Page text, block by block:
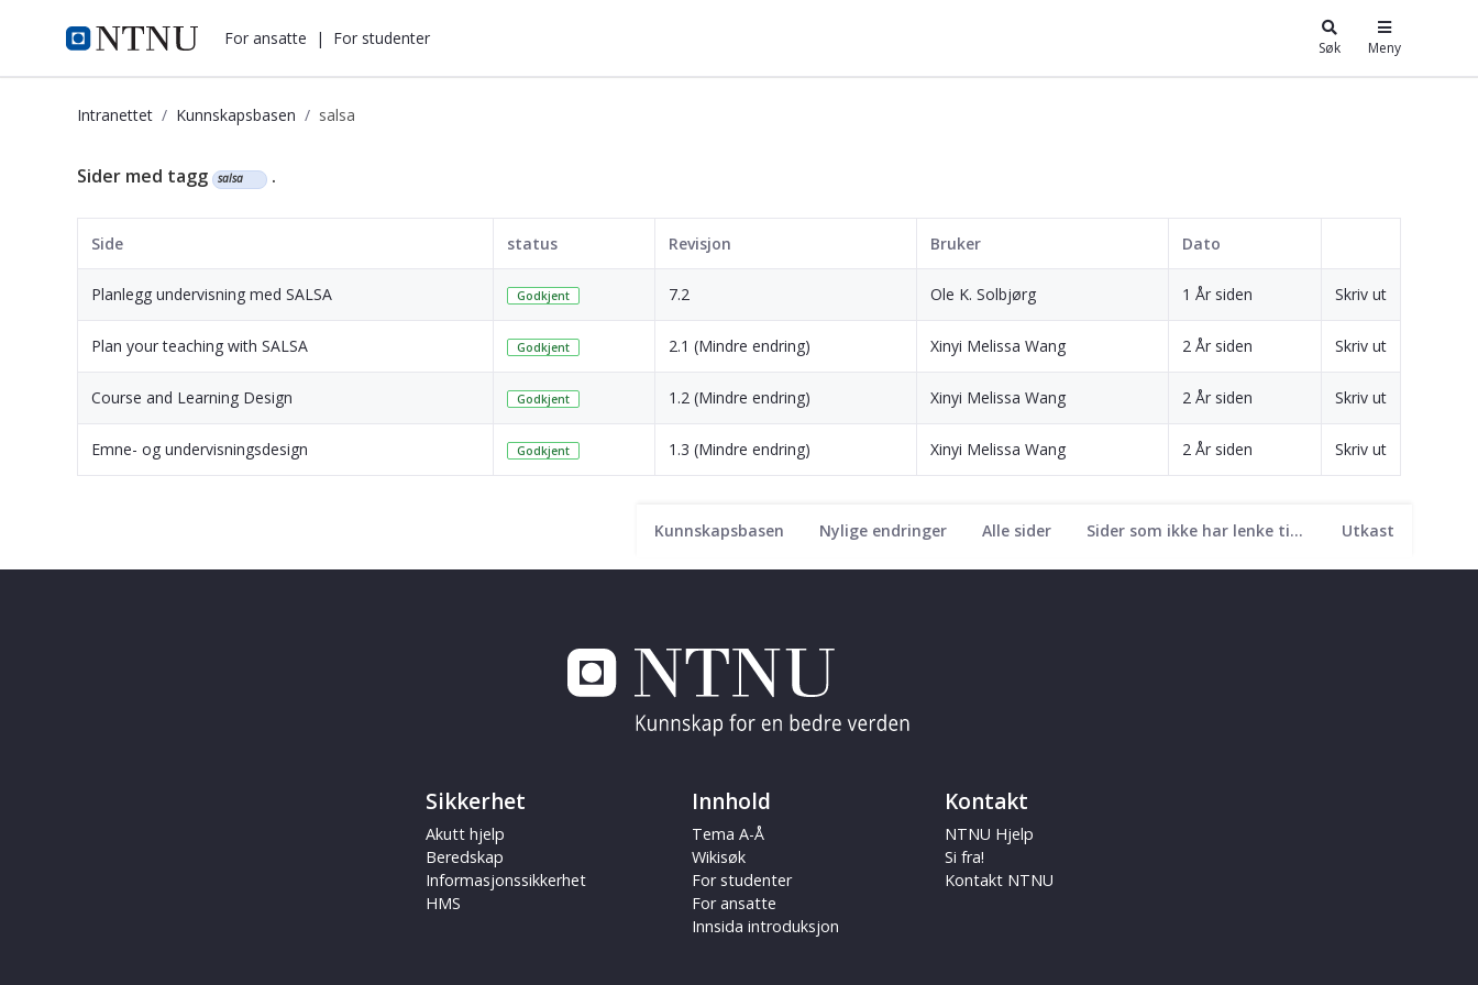
i.ntnu.no For ansatte | For studenter Søk Meny
Intranettet Kunnskapsbasen salsa
Kunnskapsbasen
Kunnskapsbasen Nylige endringer Alle sider Sider som ikke har lenke til seg Utkast
Sider med tagg salsa .
Side status Revisjon Bruker Dato
Planlegg undervisning med SALSA Godkjent 7.2 Ole K. Solbjørg 1 År siden Skriv ut
Plan your teaching with SALSA Godkjent 2.1 (Mindre endring) Xinyi Melissa Wang 2 År siden Skriv ut
Course and Learning Design Godkjent 1.2 (Mindre endring) Xinyi Melissa Wang 2 År siden Skriv ut
Emne- og undervisningsdesign Godkjent 1.3 (Mindre endring) Xinyi Melissa Wang 2 År siden Skriv ut
Sikkerhet
Akutt hjelp
Beredskap
Informasjonssikkerhet
HMS
Innhold
Tema A-Å
Wikisøk
For studenter
For ansatte
Innsida introduksjon
Kontakt
NTNU Hjelp
Si fra!
Kontakt NTNU